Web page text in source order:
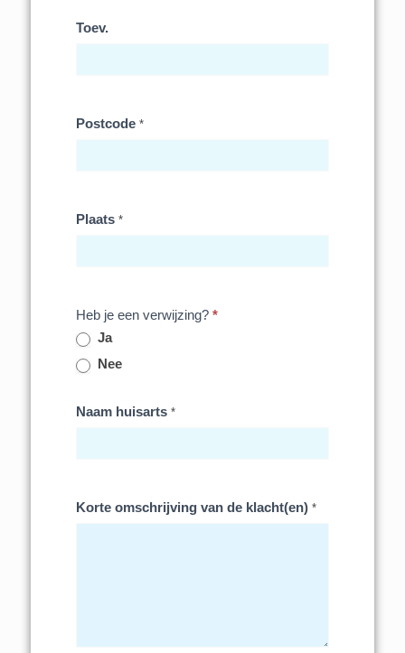
Toev.
Postcode *
Plaats *
Heb je een verwijzing? *
Ja
Nee
Naam huisarts *
Korte omschrijving van de klacht(en) *